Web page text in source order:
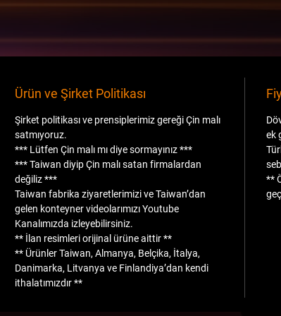
Ürün ve Şirket Politikası
Şirket politikası ve prensiplerimiz gereği Çin malı
satmıyoruz.
*** Lütfen Çin malı mı diye sormayınız ***
*** Taiwan diyip Çin malı satan firmalardan
değiliz ***
Taiwan fabrika ziyaretlerimizi ve Taiwan’dan
gelen konteyner videolarımızı Youtube
Kanalımızda izleyebilirsiniz.
** İlan resimleri orijinal ürüne aittir **
** Ürünler Taiwan, Almanya, Belçika, İtalya,
Danimarka, Litvanya ve Finlandiya’dan kendi
ithalatımızdır **
ek
**